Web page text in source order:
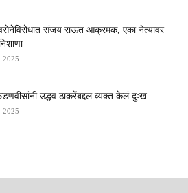
संजय राऊत आक्रमक, एका नेत्यावर
2025
उद्धव ठाकरेंबद्दल व्यक्त केलं दुःख
2025